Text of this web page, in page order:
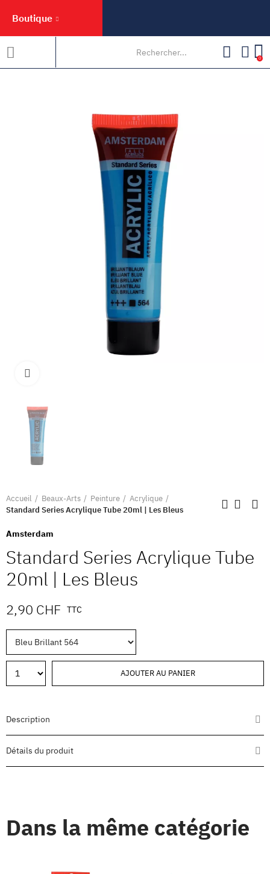
Boutique
0
Accueil Beaux-Arts Peinture
Acrylique
Standard Series Acrylique Tube 20ml | Les Bleus
Amsterdam
Standard Series Acrylique Tube
20ml | Les Bleus
2,90 CHF TTC
AJOUTER AU PANIER
Description
Détails du produit
Dans la même catégorie